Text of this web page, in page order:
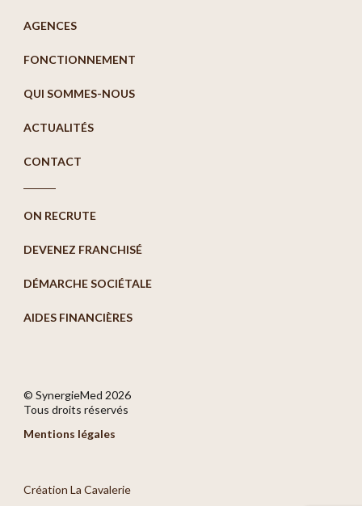
AGENCES
FONCTIONNEMENT
QUI SOMMES-NOUS
ACTUALITÉS
CONTACT
ON RECRUTE
DEVENEZ FRANCHISÉ
DÉMARCHE SOCIÉTALE
AIDES FINANCIÈRES
© SynergieMed 2026
Tous droits réservés
Mentions légales
Création La Cavalerie